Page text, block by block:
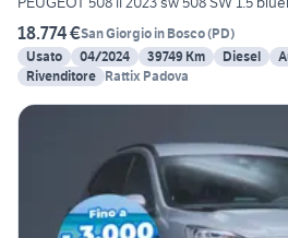
18.774 €San Giorgio in Bosco(PD)
Usato
04/2024 39749 Km Diesel
Rivenditore Rattix Padova